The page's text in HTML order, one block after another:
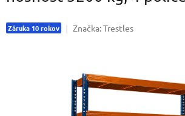
Záruka 10 rokov Značka:Trestles